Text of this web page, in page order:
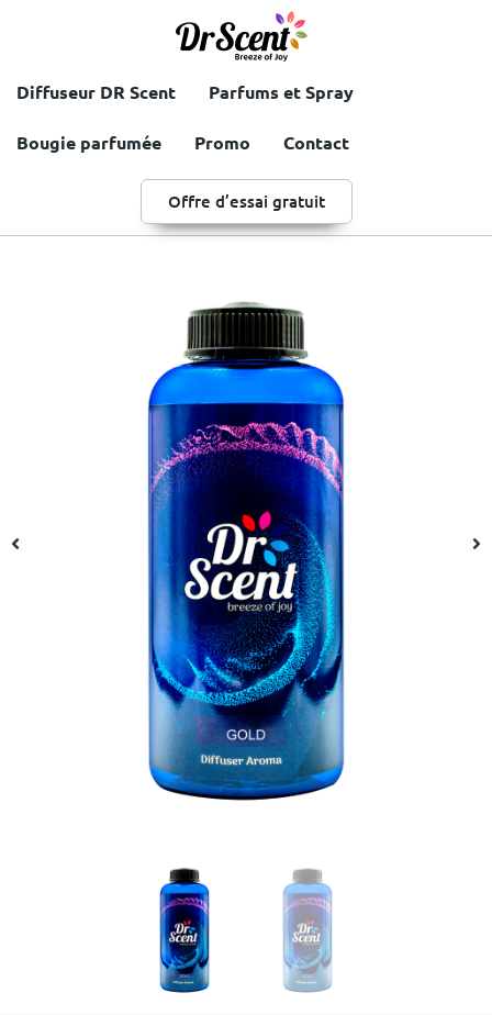
Diffuseur DR Scent Parfums et Spray
Bougie parfumée Promo Contact
Offre d’essai gratuit